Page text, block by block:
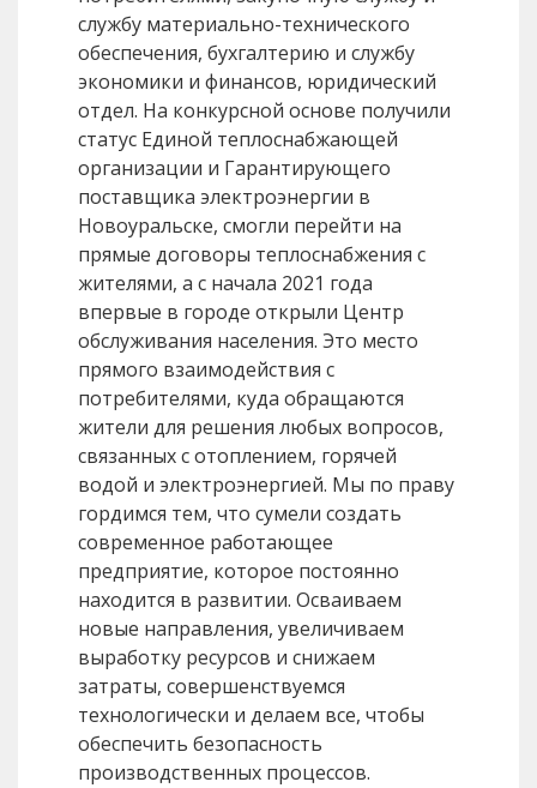
службу материально-технического
обеспечения, бухгалтерию и службу
экономики и финансов, юридический
отдел. На конкурсной основе получили
статус Единой теплоснабжающей
организации и Гарантирующего
поставщика электроэнергии в
Новоуральске, смогли перейти на
прямые договоры теплоснабжения с
жителями, а с начала 2021 года
впервые в городе открыли Центр
обслуживания населения. Это место
прямого взаимодействия с
потребителями, куда обращаются
жители для решения любых вопросов,
связанных с отоплением, горячей
водой и электроэнергией. Мы по праву
гордимся тем, что сумели создать
современное работающее
предприятие, которое постоянно
находится в развитии. Осваиваем
новые направления, увеличиваем
выработку ресурсов и снижаем
затраты, совершенствуемся
технологически и делаем все, чтобы
обеспечить безопасность
производственных процессов.